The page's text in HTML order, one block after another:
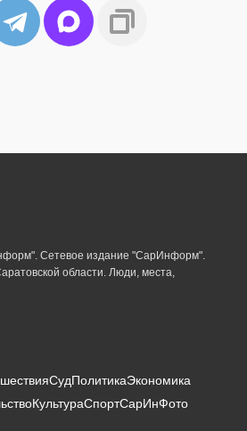
Сетевое издание "СарИнформ".
области. Люди, места,
СудПолитикаЭкономика
КультураСпортСарИнФото